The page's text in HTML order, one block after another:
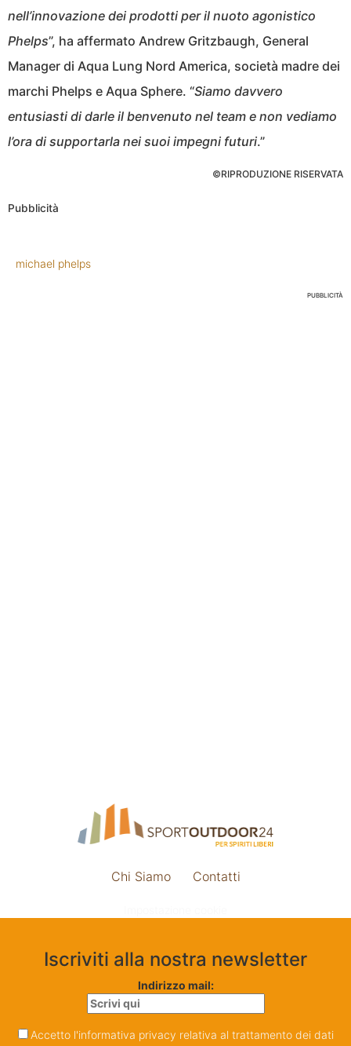
nell’innovazione dei prodotti per il nuoto agonistico
Phelps”, ha affermato Andrew Gritzbaugh, General
Manager di Aqua Lung Nord America, società madre dei
marchi Phelps e Aqua Sphere. “Siamo davvero
entusiasti di darle il benvenuto nel team e non vediamo
l’ora di supportarla nei suoi impegni futuri.”
©RIPRODUZIONE RISERVATA
Pubblicità
michael phelps
PUBBLICITÀ
Chi Siamo Contatti
Iscriviti alla nostra newsletter
Indirizzo mail:
Accetto l'informativa privacy relativa al trattamento dei dati